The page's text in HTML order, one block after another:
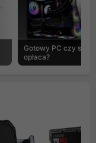
Gotowy PC czy
opłaca?